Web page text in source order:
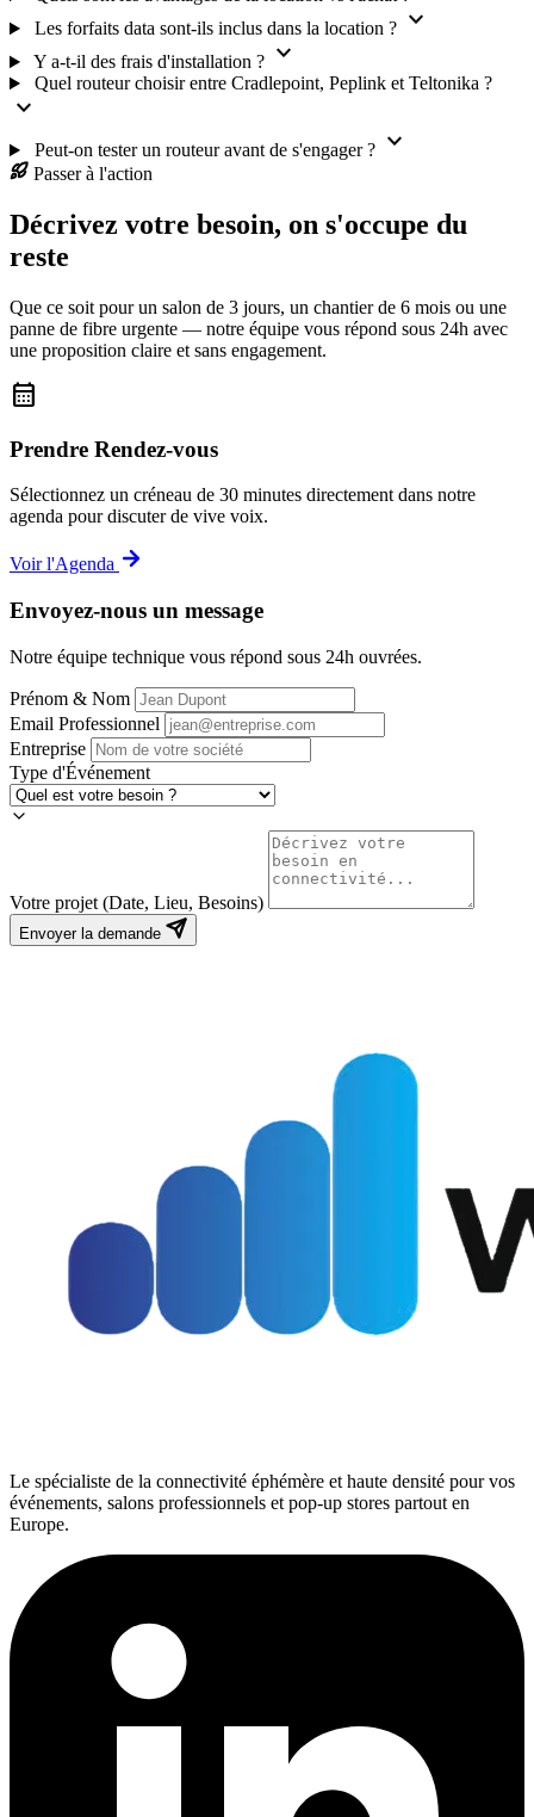
Les forfaits data sont-ils inclus dans la location ? expand_more
Y a-t-il des frais d'installation ? expand_more
Quel routeur choisir entre Cradlepoint, Peplink et Teltonika ?
expand_more
Peut-on tester un routeur avant de s'engager ? expand_more
Passer à l'action
Décrivez votre besoin, on s'occupe du
reste
Que ce soit pour un salon de 3 jours, un chantier de 6 mois ou une
panne de fibre urgente — notre équipe vous répond sous 24h avec
une proposition claire et sans engagement.
calendar_month
Prendre Rendez-vous
Sélectionnez un créneau de 30 minutes directement dans notre
agenda pour discuter de vive voix.
Voir l'Agenda
Envoyez-nous un message
Notre équipe technique vous répond sous 24h ouvrées.
Prénom & Nom
Email Professionnel
Entreprise
Type d'Événement
Votre projet (Date, Lieu, Besoins)
Envoyer la demande
Le spécialiste de la connectivité éphémère et haute densité pour vos
événements, salons professionnels et pop-up stores partout en
Europe.